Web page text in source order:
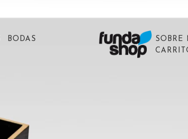
BODAS
SOBRE